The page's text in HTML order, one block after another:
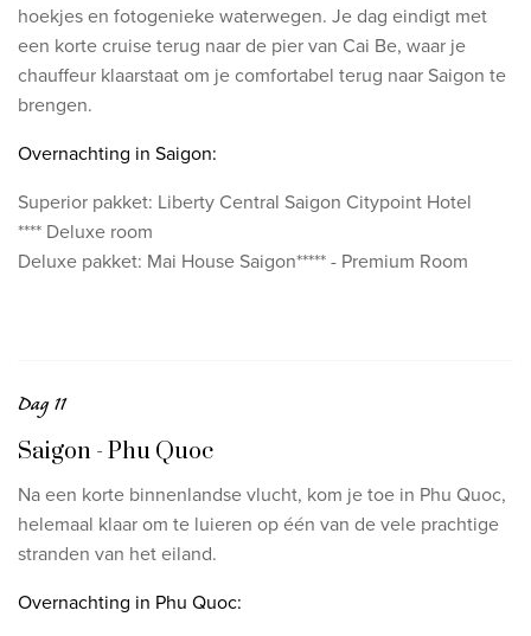
hoekjes en fotogenieke waterwegen. Je dag eindigt met
een korte cruise terug naar de pier van Cai Be, waar je
chauffeur klaarstaat om je comfortabel terug naar Saigon te
brengen.
Overnachting in Saigon:
Superior pakket: Liberty Central Saigon Citypoint Hotel
**** Deluxe room
Deluxe pakket: Mai House Saigon***** - Premium Room
Dag 11
Saigon - Phu Quoc
Na een korte binnenlandse vlucht, kom je toe in Phu Quoc,
helemaal klaar om te luieren op één van de vele prachtige
stranden van het eiland.
Overnachting in Phu Quoc: